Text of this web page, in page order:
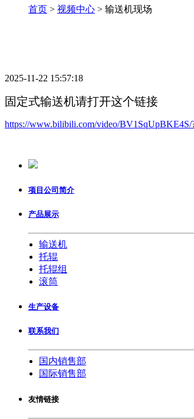
首页 > 视频中心 > 输送机现场
2025-11-22 15:57:18
固定式输送机请打开这个链接
https://www.bilibili.com/video/BV1SqUpBKE4S/
项目公司简介
产品展示
输送机
托辊
托辊组
滚筒
生产设备
联系我们
国内销售部
国际销售部
友情链接